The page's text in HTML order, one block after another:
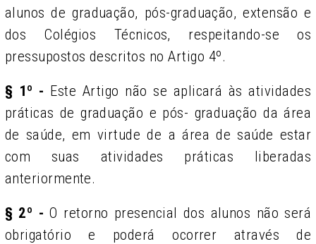
alunos de graduação, pós-graduação, extensão e
dos Colégios Técnicos, respeitando-se os
pressupostos descritos no Artigo 4º.
§ 1º - Este Artigo não se aplicará às atividades
práticas de graduação e pós- graduação da área
de saúde, em virtude de a área de saúde estar
com suas atividades práticas liberadas
anteriormente.
§ 2º -O retorno presencial dos alunos não será
obrigatório e poderá ocorrer através de